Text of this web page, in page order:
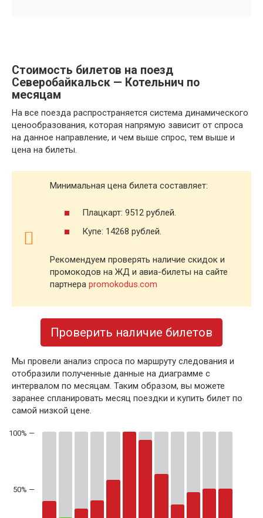
Стоимость билетов на поезд
Северобайкальск — Котельнич по
месяцам
На все поезда распространяется система динамического
ценообразования, которая напрямую зависит от спроса
на данное направление, и чем выше спрос, тем выше и
цена на билеты.
Минимальная цена билета составляет:
Плацкарт: 9512 рублей.
Купе: 14268 рублей.
Рекомендуем проверять наличие скидок и
промокодов на ЖД и авиа-билеты на сайте
партнера promokodus.com
Проверить наличие билетов
Мы провели анализ спроса по маршруту следования и
отобразили полученные данные на диаграмме с
интервалом по месяцам. Таким образом, вы можете
заранее спланировать месяц поездки и купить билет по
самой низкой цене.
50% —